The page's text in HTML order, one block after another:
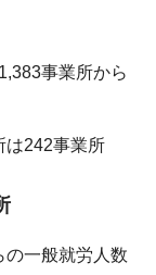
事業所から
は242事業所
の一般就労人数